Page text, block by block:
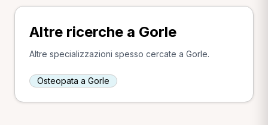
Altre ricerche a Gorle
Altre specializzazioni spesso cercate a Gorle.
Osteopata a Gorle